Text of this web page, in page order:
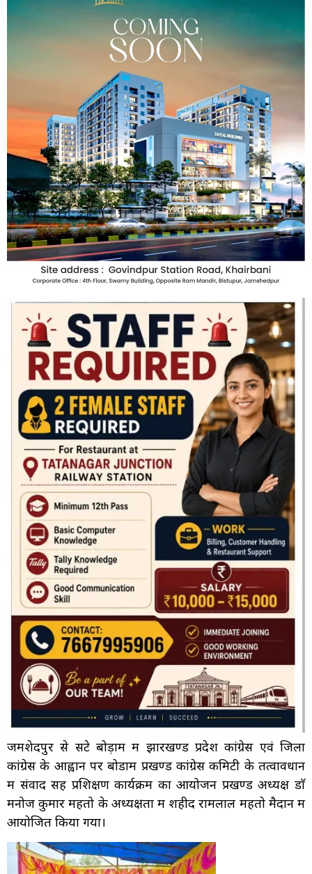
जमशेदपुर से सटे बोड़ाम में झारखण्ड प्रदेश कांग्रेस एवं जिला
कांग्रेस के आह्वान पर बोडाम प्रखण्ड कांग्रेस कमिटी के तत्वावधान
में संवाद सह प्रशिक्षण कार्यक्रम का आयोजन प्रखण्ड अध्यक्ष डाॅ
मनोज कुमार महतो के अध्यक्षता में शहीद रामलाल महतो मैदान में
आयोजित किया गया।